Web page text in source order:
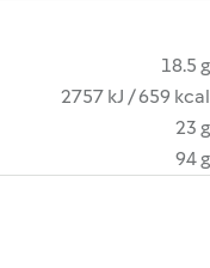
18.5 g
2757 kJ / 659 kcal
23 g
94 g